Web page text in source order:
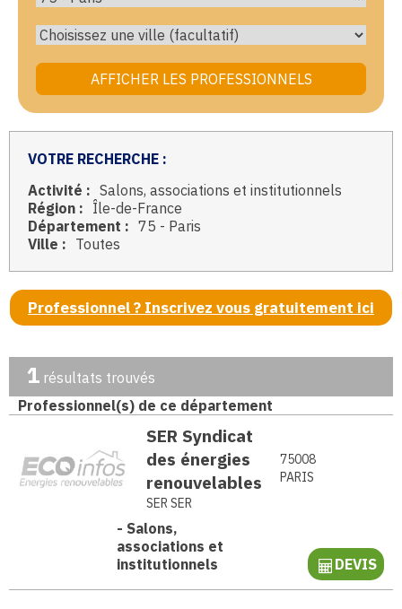
VOTRE RECHERCHE :
Activité : Salons, associations et institutionnels
Région : Île-de-France
Département : 75 - Paris
Ville : Toutes
Professionnel ? Inscrivez vous gratuitement ici
1 résultats trouvés
Professionnel(s) de ce département
SER Syndicat
des énergies
renouvelables
SER SER
75008
PARIS
- Salons,
associations et
institutionnels
DEVIS